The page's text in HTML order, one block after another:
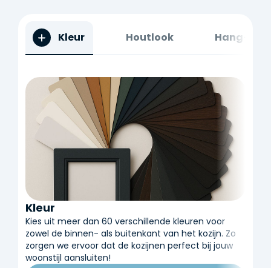
Kleur Houtlook Hang- en
Kleur
Kies uit meer dan 60 verschillende kleuren voor
zowel de binnen- als buitenkant van het kozijn. Zo
zorgen we ervoor dat de kozijnen perfect bij jouw
woonstijl aansluiten!